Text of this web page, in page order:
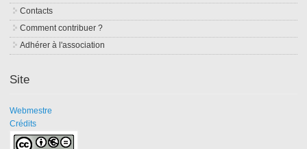
Contacts
Comment contribuer ?
Adhérer à l'association
Site
Webmestre
Crédits